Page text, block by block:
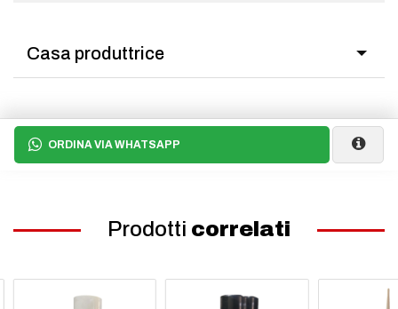
Casa produttrice
ORDINA VIA WHATSAPP
Prodotti correlati